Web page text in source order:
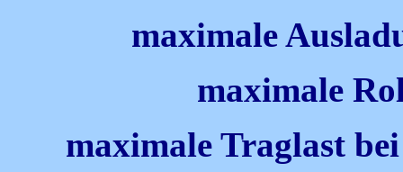
maximale
maximale
maximale Traglast